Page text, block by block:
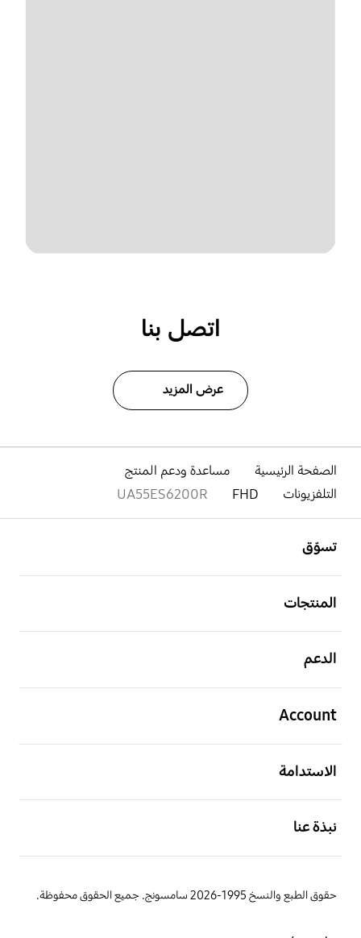
اتصل بنا
عرض المزيد
الصفحة الرئيسية
مساعدة ودعم المنتج
التلفزيونات
FHD
UA55ES6200R
تسوّق
المنتجات
الدعم
Account
الاستدامة
نبذة عنا
حقوق الطبع والنسخ 1995-2026 سامسونج. جميع الحقوق محفوظة.